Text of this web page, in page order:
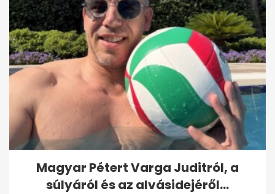
Magyar Pétert Varga Juditról, a
súlyáról és az alvásidejéről...